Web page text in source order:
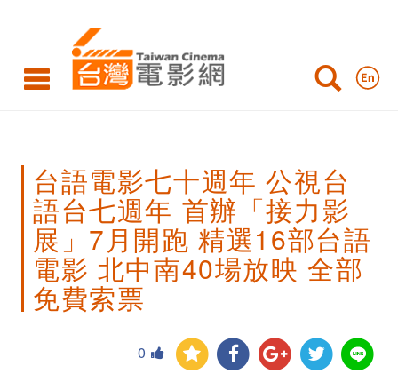
電
七
台語電影七十週年 公視台
語台七週年 首辦「接力影
展」7月開跑 精選16部台語
電影 北中南40場放映 全部
免費索票
0